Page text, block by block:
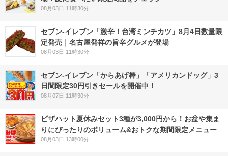
08月03日 11時30分
セブン-イレブン「激辛！台湾ミンチカツ」8月4日数量限
定発売｜名古屋発祥の旨辛グルメが登場
08月03日 11時30分
セブン‐イレブン「からあげ棒」「アメリカンドッグ」3
日間限定30円引きセールを開催中！
08月07日 11時30分
ピザハット夏休みセット3種が3,000円から！お盆や集ま
りにぴったりのボリューム&おトクな期間限定メニュー
08月03日 13時00分